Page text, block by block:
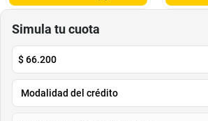
Simula tu cuota
$66.200